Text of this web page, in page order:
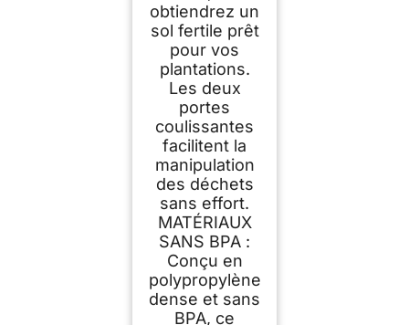
obtiendrez un
sol fertile prêt
pour vos
plantations.
Les deux
portes
coulissantes
facilitent la
manipulation
des déchets
sans effort.
MATÉRIAUX
SANS BPA :
Conçu en
polypropylène
dense et sans
BPA, ce